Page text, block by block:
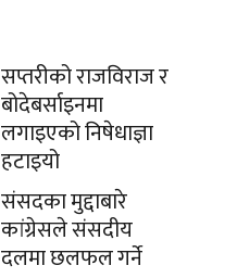
सप्तरीको राजविराज र
बोदेबर्साइनमा
लगाइएको निषेधाज्ञा
हटाइयो
संसदका मुद्दाबारे
कांग्रेसले संसदीय
दलमा छलफल गर्ने